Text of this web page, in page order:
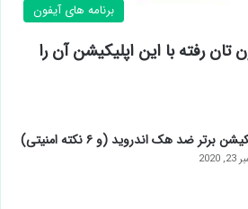
برنامه های آیفون
تان رفته با این اپلیکیشن آن را